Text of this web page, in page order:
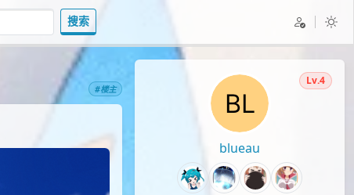
搜索
#楼主
blueau
Lv.4